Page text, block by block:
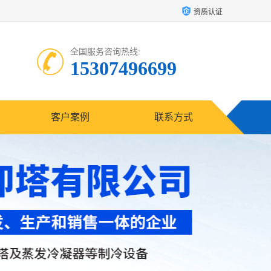
资质认证
全国服务咨询热线:
15307496699
客户案例 联系方式